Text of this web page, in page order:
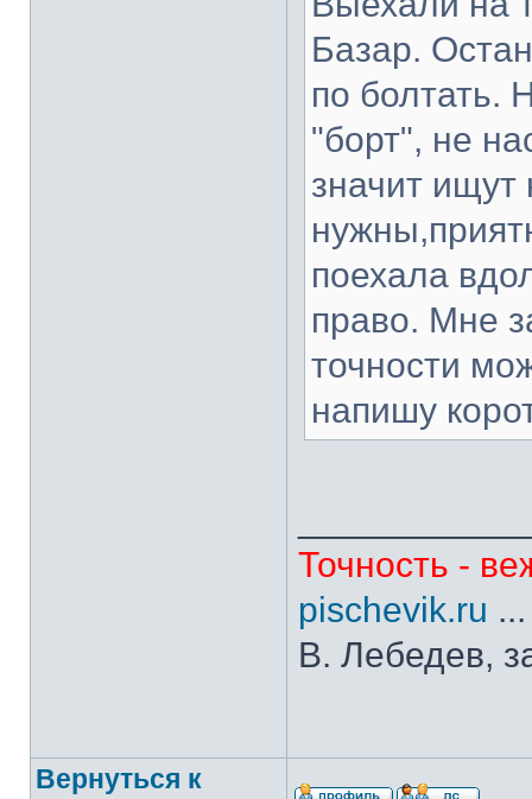
Базар.
по болтать.
"борт", не
значит ищут
поехала
право. Мне
точности
напишу
Точность -
pischevik.ru
В. Лебедев,
Вернуться к